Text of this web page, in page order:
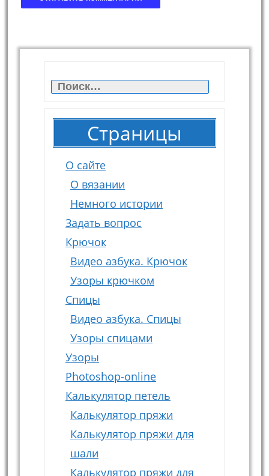
Найти:
Страницы
О сайте
О вязании
Немного истории
Задать вопрос
Крючок
Видео азбука. Крючок
Узоры крючком
Спицы
Видео азбука. Спицы
Узоры спицами
Узоры
Photoshop-online
Калькулятор петель
Калькулятор пряжи
Калькулятор пряжи для
шали
Калькулятор пряжи для